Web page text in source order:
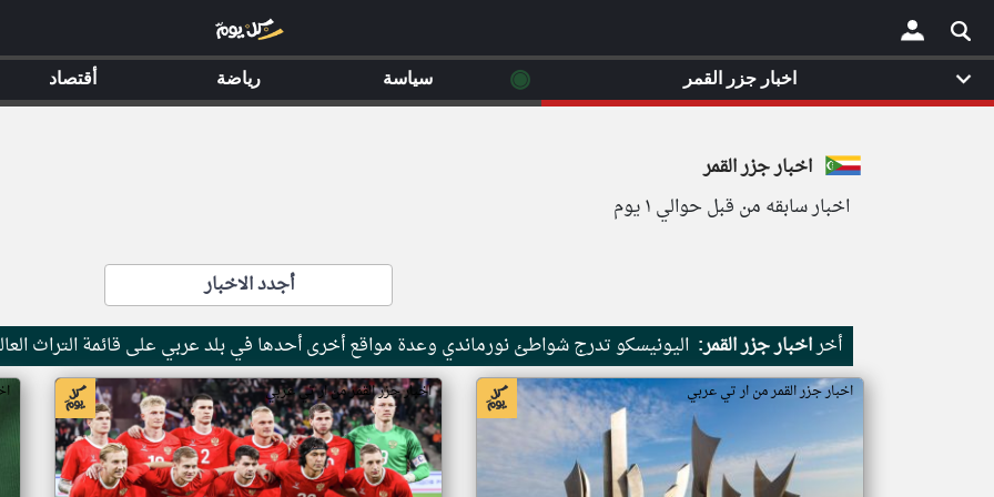
×
اخبار جزر القمر
اخبار سابقه من قبل حوالي ١ يوم
أجدد الاخبار
أخراخبار جزر القمر: اليونيسكو تدرج شواطئ نورماندي وعدة مواقع أخرى أحدها في بلد عربي على قائمة التراث
اخبار جزر القمر من ار تي عربي اخبار جزر القمر من ار تي عربي
اخبار جزر القمر ◉ سياسة رياضة أقتصاد